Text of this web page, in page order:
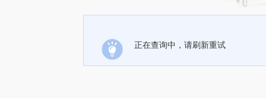
正在查询中，请刷新重试